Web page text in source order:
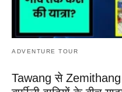
ADVENTURE TOUR
Tawang से Zemithang